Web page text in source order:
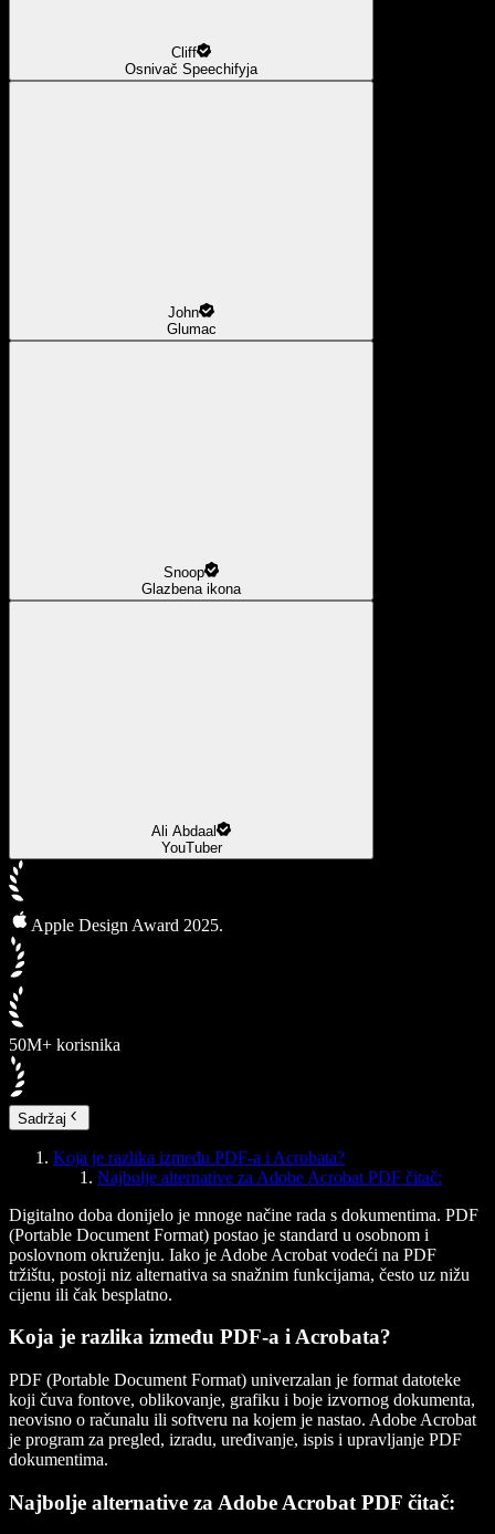
Cliff
Osnivač Speechifyja
John
Glumac
Snoop
Glazbena ikona
Ali Abdaal
YouTuber
Apple Design Award 2025.
50M+ korisnika
Sadržaj
Koja je razlika između PDF-a i Acrobata?
Najbolje alternative za Adobe Acrobat PDF čitač:
Digitalno doba donijelo je mnoge načine rada s dokumentima. PDF
(Portable Document Format) postao je standard u osobnom i
poslovnom okruženju. Iako je Adobe Acrobat vodeći na PDF
tržištu, postoji niz alternativa sa snažnim funkcijama, često uz nižu
cijenu ili čak besplatno.
Koja je razlika između PDF-a i Acrobata?
PDF (Portable Document Format) univerzalan je format datoteke
koji čuva fontove, oblikovanje, grafiku i boje izvornog dokumenta,
neovisno o računalu ili softveru na kojem je nastao. Adobe Acrobat
je program za pregled, izradu, uređivanje, ispis i upravljanje PDF
dokumentima.
Najbolje alternative za Adobe Acrobat PDF čitač: